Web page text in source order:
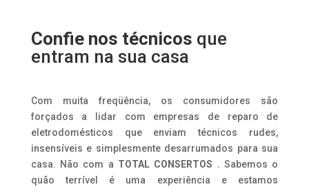
Confie nos técnicos que
entram na sua casa
Com muita freqüência, os consumidores são
forçados a lidar com empresas de reparo de
eletrodomésticos que enviam técnicos rudes,
insensíveis e simplesmente desarrumados para sua
casa. Não com a TOTAL CONSERTOS . Sabemos o
quão terrível é uma experiência e estamos